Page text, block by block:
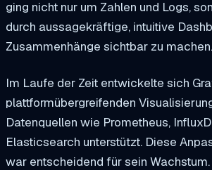
ging nicht nur um Zahlen und Logs,
durch aussagekräftige, intuitive
Zusammenhänge sichtbar zu machen.
Im Laufe der Zeit entwickelte sich
plattformübergreifenden
Datenquellen wie Prometheus,
Elasticsearch unterstützt. Diese
war entscheidend für sein